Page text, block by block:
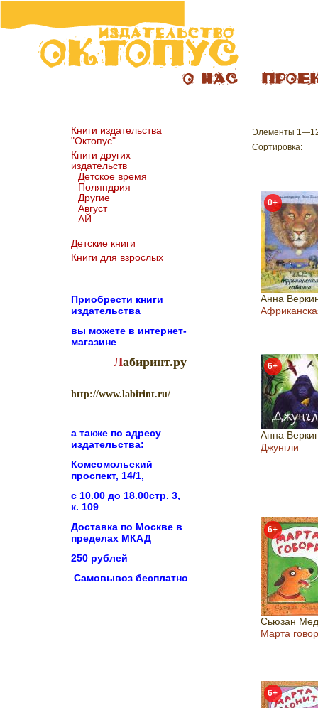
Книги издательства
"Октопус"
Книги других
издательств
Детское время
Поляндрия
Другие
Август
АЙ
Детские книги
Книги для взрослых
Приобрести книги
издательства
вы можете в интернет-
магазине
Лабиринт.ру
http://www.labirint.ru/
а также по адресу
издательства:
Комсомольский
проспект, 14/1,
с 10.00 до 18.00стр. 3,
к. 109
Доставка по Москве в
пределах МКАД
250 рублей
Самовывоз бесплатно
Элементы
Сортировка:
0+
Анна
6+
Анна
Джунгли
6+
Сьюзан
Марта
6+